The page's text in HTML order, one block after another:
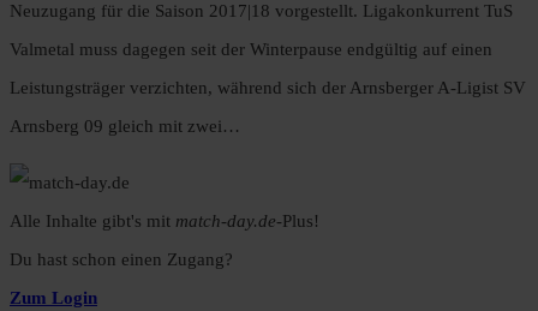
Neuzugang für die Saison 2017|18 vorgestellt. Ligakonkurrent TuS
Valmetal muss dagegen seit der Winterpause endgültig auf einen
Leistungsträger verzichten, während sich der Arnsberger A-Ligist SV
Arnsberg 09 gleich mit zwei…
Alle Inhalte gibt's mit match-day.de-Plus!
Du hast schon einen Zugang?
Zum Login